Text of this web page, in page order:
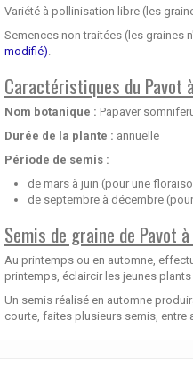
Variété à pollinisation libre (les
Semences non traitées (les graines
modifié).
Caractéristiques du Pavot
Nom botanique : Papaver
Durée de la plante : annuelle
Période de semis :
de mars à juin (pour une
de septembre à décembre
Semis de graine de Pavot
Au printemps ou en automne,
printemps, éclaircir les jeunes
Un semis réalisé en automne
courte, faites plusieurs semis, entre